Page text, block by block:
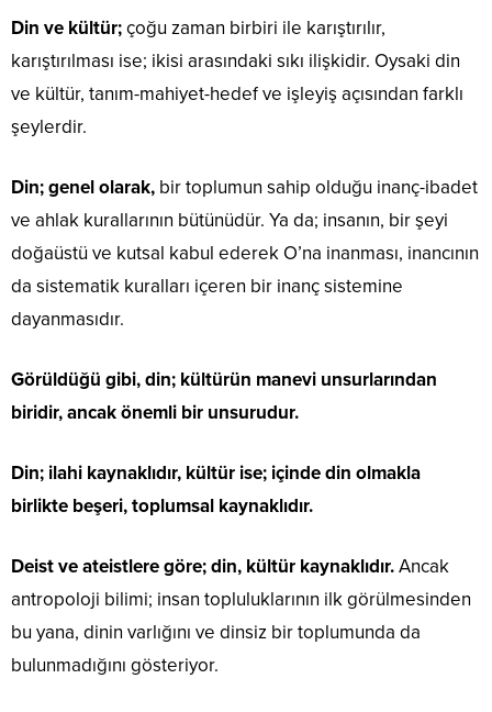
Din ve kültür;çoğu zaman birbiri ile karıştırılır,
karıştırılması ise; ikisi arasındaki sıkı ilişkidir. Oysaki din
ve kültür, tanım-mahiyet-hedef ve işleyiş açısından farklı
şeylerdir.
Din; genel olarak, bir toplumun sahip olduğu inanç-ibadet
ve ahlak kurallarının bütünüdür. Ya da; insanın, bir şeyi
doğaüstü ve kutsal kabul ederek O’na inanması, inancının
da sistematik kuralları içeren bir inanç sistemine
dayanmasıdır.
Görüldüğü gibi, din; kültürün manevi unsurlarından
biridir, ancak önemli bir unsurudur.
Din; ilahi kaynaklıdır, kültür ise; içinde din olmakla
birlikte beşeri, toplumsal kaynaklıdır.
Deist ve ateistlere göre; din, kültür kaynaklıdır.Ancak
antropoloji bilimi; insan topluluklarının ilk görülmesinden
bu yana, dinin varlığını ve dinsiz bir toplumunda da
bulunmadığını gösteriyor.